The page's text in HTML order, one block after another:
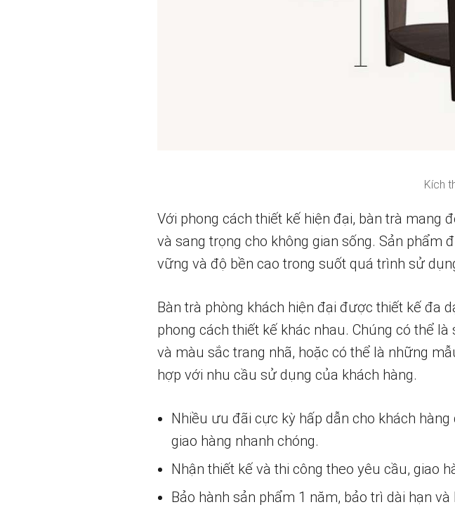
Kích
Với phong cách thiết kế hiện đại, bàn trà mang
và sang trọng cho không gian sống. Sản phẩm
vững và độ bền cao trong suốt quá trình sử
Bàn trà phòng khách hiện đại được thiết kế đa
phong cách thiết kế khác nhau. Chúng có thể
và màu sắc trang nhã, hoặc có thể là những
hợp với nhu cầu sử dụng của khách hàng.
Nhiều ưu đãi cực kỳ hấp dẫn cho khách
giao hàng nhanh chóng.
Nhận thiết kế và thi công theo yêu cầu, giao
Bảo hành sản phẩm 1 năm, bảo trì dài hạn